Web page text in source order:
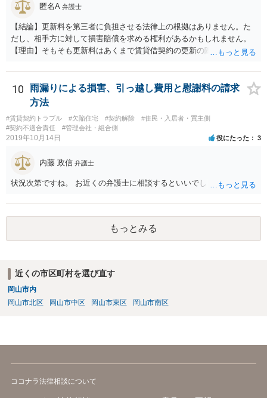
匿名A 弁護士
【結論】更新料を第三者に負担させる法律上の根拠はありません。た
だし、相手方に対して損害賠償を求める権利があるかもしれません。
【理由】そもそも更新料はあくまで賃貸借契約の更新の際の手数料の
音ですが、まず「受忍限度論」という考え方がありますのでここから
説明します。 誰しも日々の生活をするにあたり、足音・洗濯機・掃除
機・風呂の水音など音を発生させるのはお互い様ですので、音に敏感
そして、もし騒音が「一般人基準」で我慢できないレベルの音を継続
的に出している場合は、慰謝料を支払う義務が生じることになりま
もらえないので（逆にクレーマー扱いの憂き目に遭います）、最寄り
の自治体に相談して騒音の測定器を貸してもらうなど、客観的な証拠
を集めるところから始めましょう。 そこまでする精神的な余裕がない
10
雨漏りによる損害、引っ越し費用と慰謝料の請求
方法
#賃貸契約トラブル #欠陥住宅 #契約解除
#住民・入居者・買主側
#契約不適合責任
#管理会社・組合側
2019年10月14日 役にたった 3
内藤 政信 弁護士
状況次第ですね。 お近くの弁護士に相談するといいでしょう。
もっとみる
近くの市区町村を選び直す
岡山市内
岡山市北区
岡山市中区 岡山市東区 岡山市南区
ココナラ法律相談について